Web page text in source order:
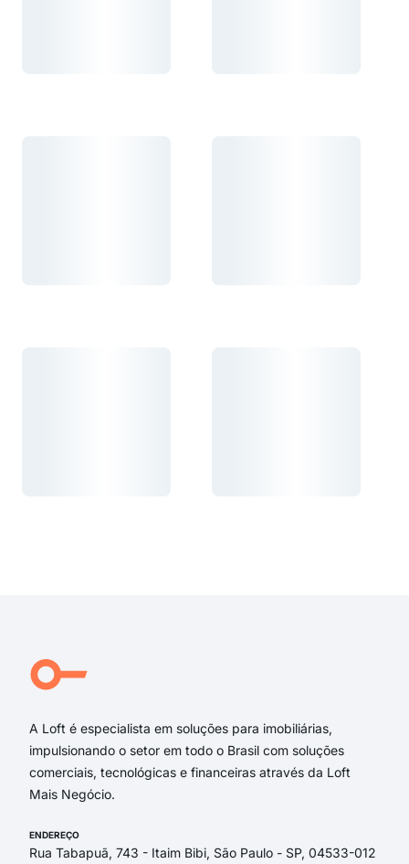
A Loft é especialista em soluções para imobiliárias,
impulsionando o setor em todo o Brasil com soluções
comerciais, tecnológicas e financeiras através da Loft
Mais Negócio.
ENDEREÇO
Rua Tabapuã, 743 - Itaim Bibi, São Paulo - SP, 04533-012